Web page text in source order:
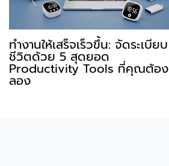
ทำงานให้เสร็จเร็วขึ้น: จัดระเบียบ
ชีวิตด้วย 5 สุดยอด
Productivity Tools ที่คุณต้อง
ลอง